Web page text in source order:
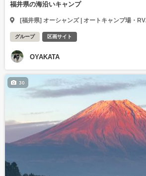
福井県の海沿いキャンプ
[福井県] オーシャンズ | オートキャンプ場・
グループ 区画サイト
OYAKATA
30